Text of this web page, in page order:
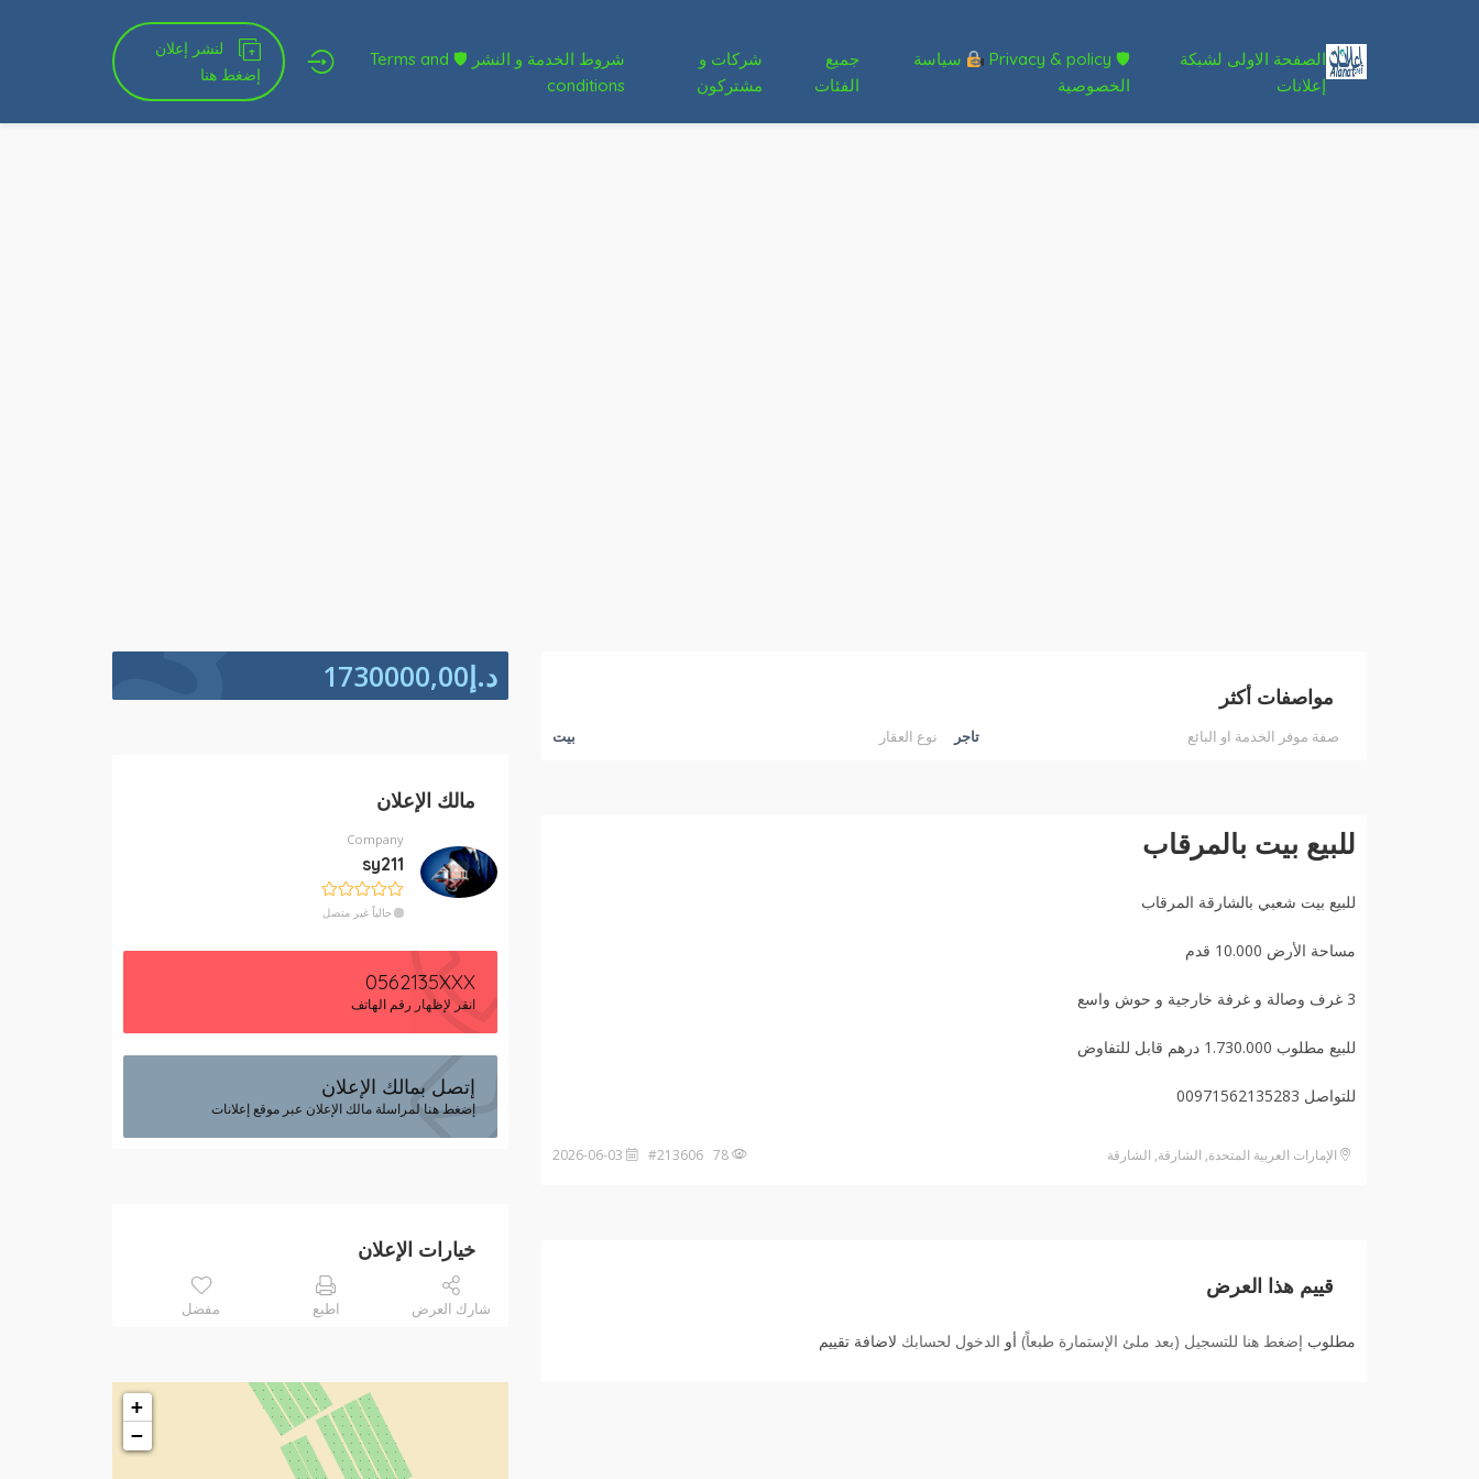
الصفحة الاولى لشبكة
إعلانات
🛡 Privacy & policy
سياسة
الخصوصية
جميع
الفئات
شركات و
مشتركون
شروط الخدمة و النشر 🛡 Terms and
conditions
لنشر إعلان
إضغط هنا
مواصفات أكثر
صفة موفر الخدمة او البائع تاجر نوع العقار بيت
للبيع بيت بالمرقاب
للبيع بيت شعبي بالشارقة المرقاب
مساحة الأرض 10.000 قدم
3 غرف وصالة و غرفة خارجية و حوش واسع
للبيع مطلوب 1.730.000 درهم قابل للتفاوض
للتواصل 00971562135283
الإمارات العربية المتحدة, الشارقة, الشارقة
قييم هذا العرض
مطلوب إضغط هنا للتسجيل (بعد ملئ الإستمارة طبعاً) أو الدخول لحسابك لاضافة تقييم
د.إ1730000,00
مالك الإعلان
Company
sy211
حالياً غير متصل
0562135XXX
انقر لإظهار رقم الهاتف
إتصل بمالك الإعلان
إضغط هنا لمراسلة مالك الإعلان عبر موقع إعلانات
خيارات الإعلان
شارك العرض اطبع مفضل
+
−